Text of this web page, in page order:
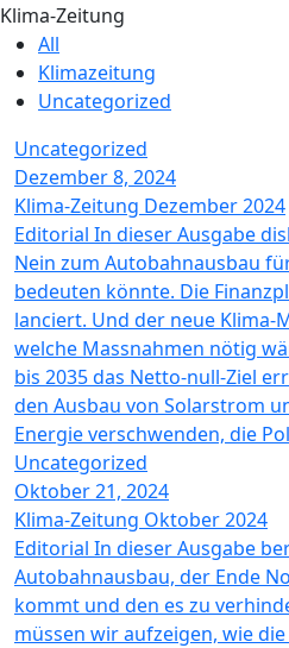
Klima-Zeitung
All
Klimazeitung
Uncategorized
Uncategorized
Dezember 8, 2024
Klima-Zeitung Dezember 2024
Editorial In dieser Ausgabe
Nein zum Autobahnausbau
bedeuten könnte. Die
lanciert. Und der neue Klima-
welche Massnahmen nötig
bis 2035 das Netto-null-Ziel
den Ausbau von Solarstrom
Energie verschwenden, die
Uncategorized
Oktober 21, 2024
Klima-Zeitung Oktober 2024
Editorial In dieser Ausgabe
Autobahnausbau, der Ende
kommt und den es zu
müssen wir aufzeigen, wie